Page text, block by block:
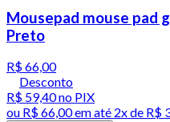
Mousepad mouse pad
Preto
R$ 66,00
Desconto
R$ 59,40no PIX
ou R$ 66,00em até 2x de R$